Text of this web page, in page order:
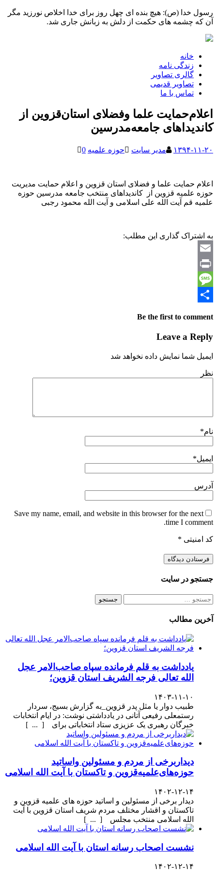
رسول خدا (ص): هیچ بنده ای چهل روز برای خدا اخلاص نورزید مگر
آن که چشمه های حکمت از دلش به زبانش جاری شد.
خانه
زندگی نامه
گالری تصاویر
تصاویر قدیمی
تماس با ما
اعلام‌حمایت علما وفضلای استان‌قزوین از
کاندیداهای جامعه‌مدرسین
۱۳۹۴-۱۱-۲۰ مدیر سایت حوزه علمیه 0
اعلام حمایت علما و فضلای استان قزوین و اعلام حمایت مدیریت
حوزه علمیه قزوین از کاندیداهای منتخب جامعه مدرسین حوزه
علمیه قم آیت الله علی اسلامی و آیت الله محمود رجبی
به اشتراک گذاری این مطلب:
Email
Print
Message
Be the first to comment
Leave a Reply
ایمیل شما نمایش داده نخواهد شد
نظر
نام*
ایمیل*
آدرس
Save my name, email, and website in this browser for the next
time I comment.
کد امنیتی *
جستجو در سایت
جستجو
آخرین مطالب
یادداشت به قلم فرمانده سپاه صاحب‌الامر عجل
الله تعالی فرجه الشریف استان قزوین؛
۱۴۰۳-۱۱-۱۰
طبیب دوار یا مثل پدر قزوین_به گزارش بسیج، سردار
رستمعلی رفیعی آتانی در یادداشتی نوشت: در ایام انتخابات
خبرگان رهبری یک عزیزی ستاد انتخاباتی برای [ ... ]
دیداربرخی از مردم و مسئولین واساتید
حوزه‌های‌علمیه‌قزوین و تاکستان با آیت الله اسلامی
۱۴۰۲-۱۲-۱۴
دیدار برخی از مسئولین و اساتید حوزه های علمیه قزوین و
تاکستان و اقشار مختلف مردم شریف استان قزوین با آیت
الله اسلامی منتخب مجلس [ ... ]
نشست اصحاب رسانه استان با آیت الله اسلامی
۱۴۰۲-۱۲-۱۴